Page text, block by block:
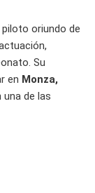
oriundo de
Su
en Monza,
de las